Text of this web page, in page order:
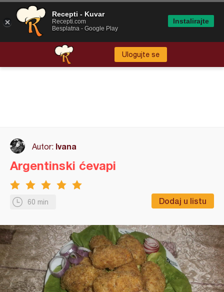
Ulogujte se
Autor: Ivana
60 min Dodaj u listu
Argentinski ćevapi
Recepti - Kuvar
Recepti.com
Besplatna - Google Play
Instalirajte